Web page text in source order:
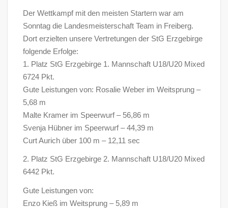
Der Wettkampf mit den meisten Startern war am
Sonntag die Landesmeisterschaft Team in Freiberg.
Dort erzielten unsere Vertretungen der StG Erzgebirge
folgende Erfolge:
1. Platz StG Erzgebirge 1. Mannschaft U18/U20 Mixed
6724 Pkt.
Gute Leistungen von: Rosalie Weber im Weitsprung –
5,68 m
Malte Kramer im Speerwurf – 56,86 m
Svenja Hübner im Speerwurf – 44,39 m
Curt Aurich über 100 m – 12,11 sec
2. Platz StG Erzgebirge 2. Mannschaft U18/U20 Mixed
6442 Pkt.
Gute Leistungen von:
Enzo Kieß im Weitsprung – 5,89 m